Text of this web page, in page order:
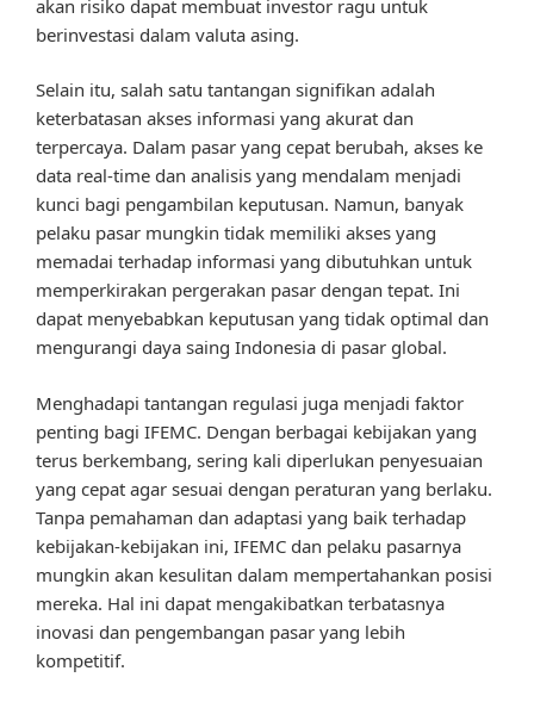
akan risiko dapat membuat investor ragu untuk
berinvestasi dalam valuta asing.
Selain itu, salah satu tantangan signifikan adalah
keterbatasan akses informasi yang akurat dan
terpercaya. Dalam pasar yang cepat berubah, akses ke
data real-time dan analisis yang mendalam menjadi
kunci bagi pengambilan keputusan. Namun, banyak
pelaku pasar mungkin tidak memiliki akses yang
memadai terhadap informasi yang dibutuhkan untuk
memperkirakan pergerakan pasar dengan tepat. Ini
dapat menyebabkan keputusan yang tidak optimal dan
mengurangi daya saing Indonesia di pasar global.
Menghadapi tantangan regulasi juga menjadi faktor
penting bagi IFEMC. Dengan berbagai kebijakan yang
terus berkembang, sering kali diperlukan penyesuaian
yang cepat agar sesuai dengan peraturan yang berlaku.
Tanpa pemahaman dan adaptasi yang baik terhadap
kebijakan-kebijakan ini, IFEMC dan pelaku pasarnya
mungkin akan kesulitan dalam mempertahankan posisi
mereka. Hal ini dapat mengakibatkan terbatasnya
inovasi dan pengembangan pasar yang lebih
kompetitif.